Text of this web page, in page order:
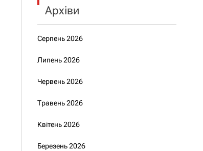
Архіви
Серпень 2026
Липень 2026
Червень 2026
Травень 2026
Квітень 2026
Березень 2026